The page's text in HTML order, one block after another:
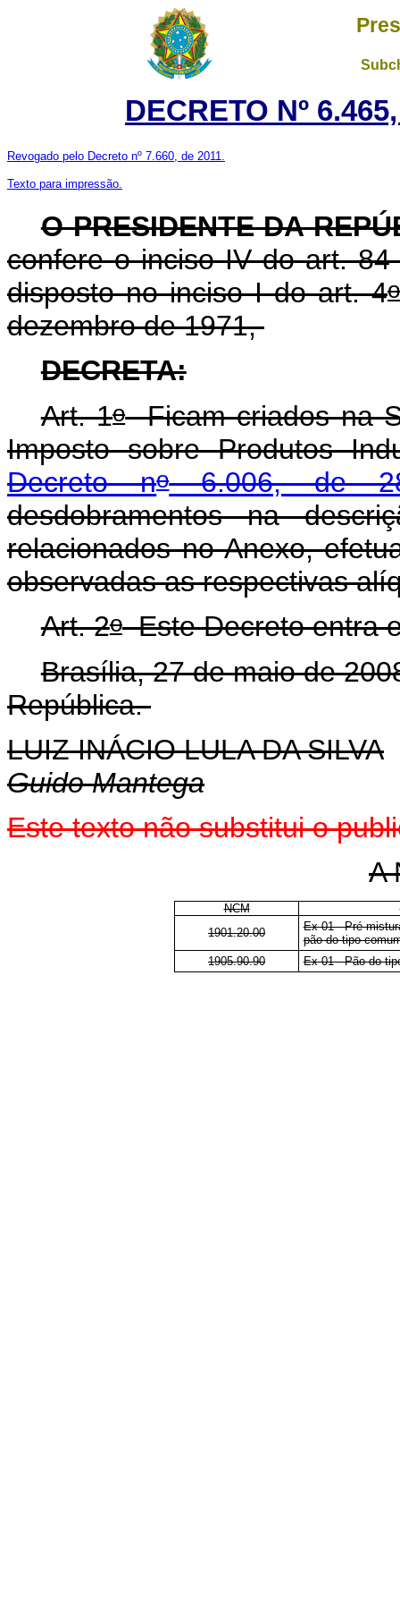
DECRETO Nº
Revogado pelo Decreto nº 7.660, de 2011.
Texto para impressão.
O PRESIDENTE DA
confere o inciso IV do art.
disposto no inciso I do art. 4o
dezembro de 1971,
DECRETA:
Art. 1oFicam criados na
Imposto sobre Produtos
Decreto no6.006, de
desdobramentos na
relacionados no Anexo,
observadas as respectivas
Art. 2oEste Decreto entra
Brasília, 27 de maio de
República.
LUIZ INÁCIO LULA DA SILVA
Guido Mantega
Estetexto não substitui o
A
NCM
1901.20.00
Ex 01 - Pré-
pão do tipo
1905.90.90
Ex 01 - Pão do